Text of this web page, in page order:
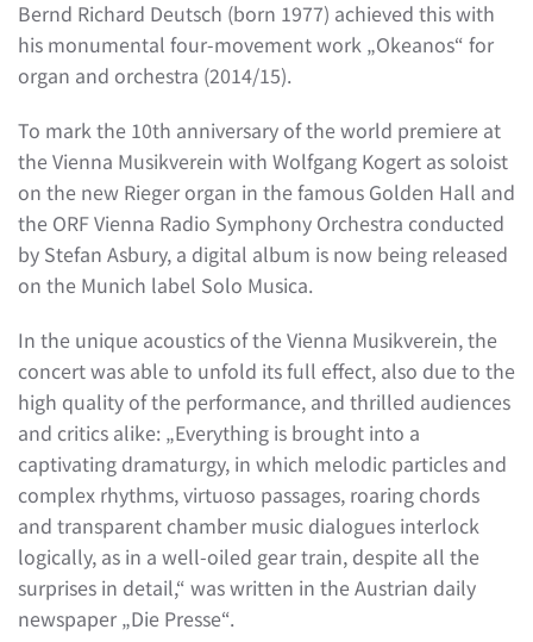
Bernd Richard Deutsch (born 1977) achieved this with
his monumental four-movement work „Okeanos“ for
organ and orchestra (2014/15).
To mark the 10th anniversary of the world premiere at
the Vienna Musikverein with Wolfgang Kogert as soloist
on the new Rieger organ in the famous Golden Hall and
the ORF Vienna Radio Symphony Orchestra conducted
by Stefan Asbury, a digital album is now being released
on the Munich label Solo Musica.
In the unique acoustics of the Vienna Musikverein, the
concert was able to unfold its full effect, also due to the
high quality of the performance, and thrilled audiences
and critics alike: „Everything is brought into a
captivating dramaturgy, in which melodic particles and
complex rhythms, virtuoso passages, roaring chords
and transparent chamber music dialogues interlock
logically, as in a well-oiled gear train, despite all the
surprises in detail,“ was written in the Austrian daily
newspaper „Die Presse“.